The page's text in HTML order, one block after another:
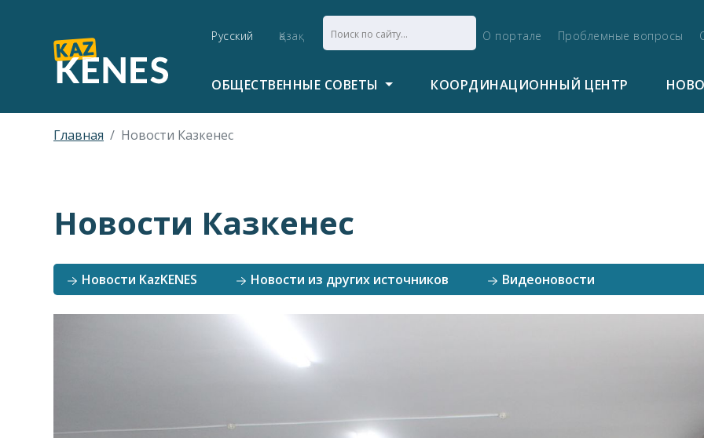
Русский Қазақ О портале Проблемные вопросы
ОБЩЕСТВЕННЫЕ СОВЕТЫ КООРДИНАЦИОННЫЙ ЦЕНТР
Главная Новости Казкенес
Новости Казкенес
Новости KazKENES Новости из других источников Видеоновости